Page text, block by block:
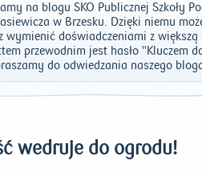
na blogu SKO Publicznej Szkoły
w Brzesku. Dzięki niemu
wymienić doświadczeniami z
przewodnim jest hasło "Kluczem
do odwiedzania naszego
wedruje do ogrodu!